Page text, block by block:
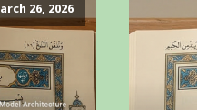
26, 2026